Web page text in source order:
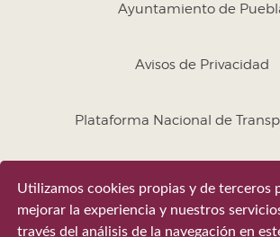
Utilizamos cookies propias y de terceros
mejorar la experiencia y nuestros
través del análisis de la navegación en
Ayuntamiento de
Avisos de Privacidad
Plataforma Nacional de
Coordinación General de